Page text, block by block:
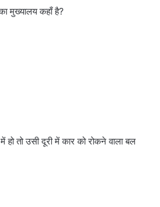
मुख्यालय कहाँ है?
हो तो उसी दूरी में कार को रोकने वाला बल